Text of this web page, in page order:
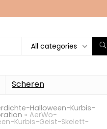
All categories
Scheren
Halloween-Kurbis-
» AerWo-
Kurbis-Geist-Skelett-